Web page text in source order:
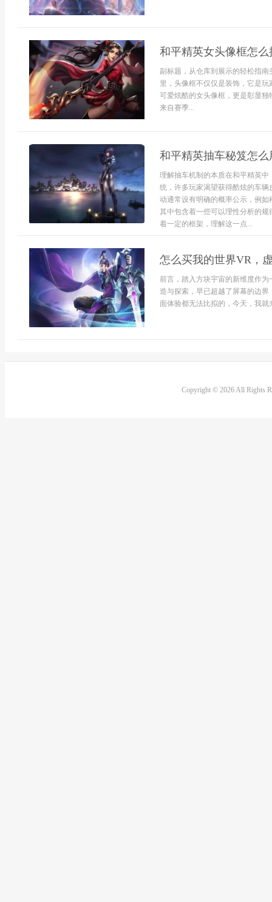
和平精英女头像框怎
副标题，从仓库到展示的轻松指
里，头像框不仅仅是装饰，它是
可爱炫酷的女头像框，更是彰显
来自赛季...
和平精英抽车秘笈怎
理解抽车机制的本质在和平精英
统，许多玩家渴望获得酷炫的车
动通常设有明确的概率公示，例
其中包含着一些可以理性分析的
着一定的框架，理解这一点...
怎么买我的世界VR，
前言，踏入方块宇宙的新维度作
造与探索，早已超越了屏幕的边
面体验都无法比拟的，今天，我就
Copyright © 2026 All Rights